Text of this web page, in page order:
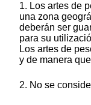
1. Los artes de
una zona
deberán ser
para su
Los artes de
y de manera
2. No se